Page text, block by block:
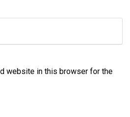
website in this browser for the